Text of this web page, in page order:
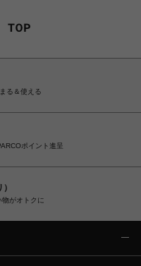
る＆使える
ポイント進呈
がオトクに